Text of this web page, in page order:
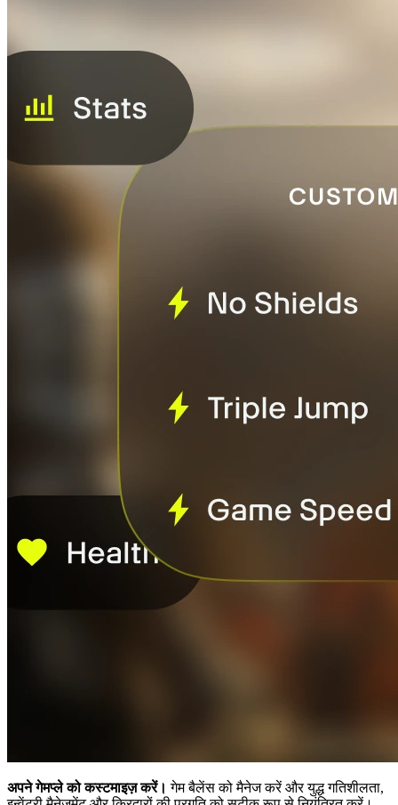
अपने गेमप्ले को कस्टमाइज़ करें। गेम बैलेंस को मैनेज करें और युद्ध गतिशीलता,